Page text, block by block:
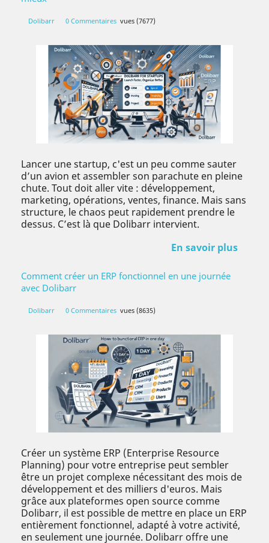
Dolibarr 0 Commentaires vues (7677)
Lancer une startup, c'est un peu comme sauter
d’un avion et assembler son parachute en pleine
chute. Tout doit aller vite : développement,
marketing, opérations, ventes, finance. Mais sans
structure, le chaos peut rapidement prendre le
dessus. C’est là que Dolibarr intervient.
En savoir plus
Comment créer un ERP fonctionnel en une journée
avec Dolibarr
Dolibarr 0 Commentaires vues (8635)
Créer un système ERP (Enterprise Resource
Planning) pour votre entreprise peut sembler
être un projet complexe nécessitant des mois de
développement et des milliers d'euros. Mais
grâce aux plateformes open source comme
Dolibarr, il est possible de mettre en place un ERP
entièrement fonctionnel, adapté à votre activité,
en seulement une journée. Dolibarr offre une